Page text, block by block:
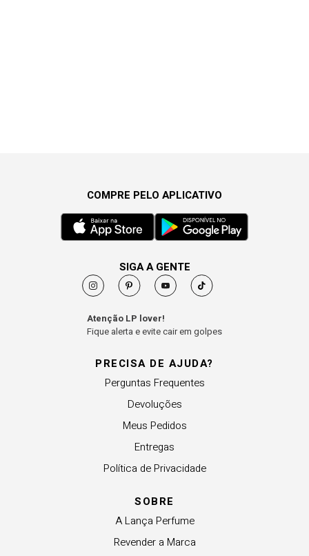
PRECISA DE AJUDA?
Perguntas Frequentes
Devoluções
Meus Pedidos
Entregas
Política de Privacidade
SOBRE
A Lança Perfume
Revender a Marca
COMPRE PELO APLICATIVO
SIGA A GENTE
Atenção LP lover!
Fique alerta e evite cair em golpes